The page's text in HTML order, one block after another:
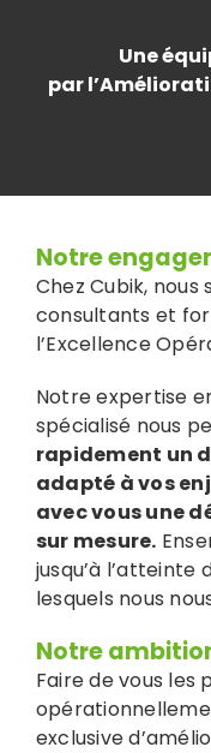
Une
par
Notre
Chez Cubik,
consultants et
l’Excellence
Notre expertise
spécialisé nous
rapidement un
adapté à vos
avec vous une
sur mesure.
jusqu’à
lesquels nous
Notre
Faire de vous les
exclusive